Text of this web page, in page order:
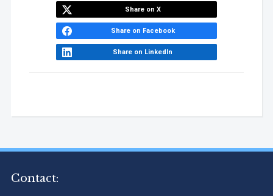
Share on X
Share on Facebook
Share on LinkedIn
Contact: